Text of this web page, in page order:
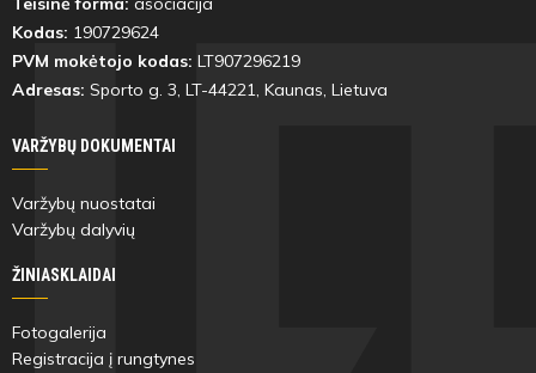
Kodas: 190729624
PVM mokėtojo kodas: LT907296219
Adresas: Sporto g. 3, LT-44221, Kaunas, Lietuva
VARŽYBŲ DOKUMENTAI
Varžybų nuostatai
Varžybų dalyvių
ŽINIASKLAIDAI
Fotogalerija
Registracija į rungtynes